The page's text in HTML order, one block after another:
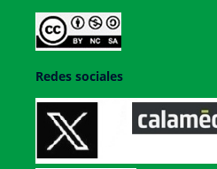
Redes sociales